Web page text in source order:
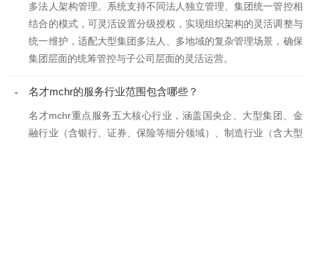
多法人架构管理。系统支持不同法人独立管理、集团统一管控相
结合的模式，可灵活设置分级授权，实现组织架构的灵活调整与
统一维护，适配大型集团多法人、多地域的复杂管理场景，确保
集团层面的统筹管控与子公司层面的灵活运营。
- 名才mchr的服务行业范围包含哪些？
名才mchr重点服务五大核心行业，涵盖国央企、大型集团、金
融行业（含银行、证券、保险等细分领域）、制造行业（含大型